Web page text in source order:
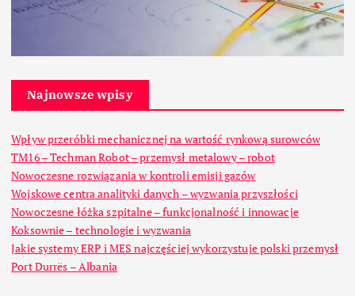
Najnowsze wpisy
Wpływ przeróbki mechanicznej na wartość rynkową surowców
TM16 – Techman Robot – przemysł metalowy – robot
Nowoczesne rozwiązania w kontroli emisji gazów
Wojskowe centra analityki danych – wyzwania przyszłości
Nowoczesne łóżka szpitalne – funkcjonalność i innowacje
Koksownie – technologie i wyzwania
Jakie systemy ERP i MES najczęściej wykorzystuje polski przemysł
Port Durrës – Albania